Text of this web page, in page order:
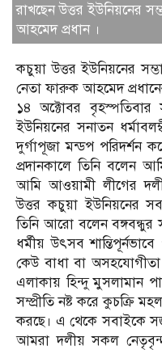
রাখছেন উত্তর ইউনিয়নের
আহমেদ প্রধান ।
কচুয়া উত্তর ইউনিয়নের
নেতা ফারুক আহমেদ
১৪ অক্টোবর
ইউনিয়নের সনাতন
দুর্গাপূজা মন্ডপ পরিদর্শন
প্রদানকালে তিনি বলেন
আমি আওয়ামী লীগের
উত্তর কচুয়া ইউনিয়নের
তিনি আরো বলেন বঙ্গবন্ধুর
ধর্মীয় উৎসব
কেউ বাধা বা
এলাকায় হিন্দু মুসলামান
সম্প্রীতি নষ্ট করে কুচক্রি
করছে। এ থেকে সবাইকে
আমরা দলীয় সকল